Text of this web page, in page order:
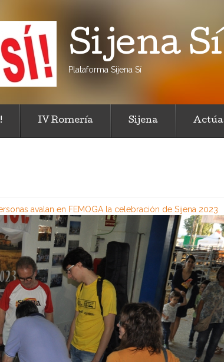
Sijena Sí
Plataforma Sijena Sí
IV Romería Sijena Actúa
avalan en FEMOGA la celebración de Sijena 2023